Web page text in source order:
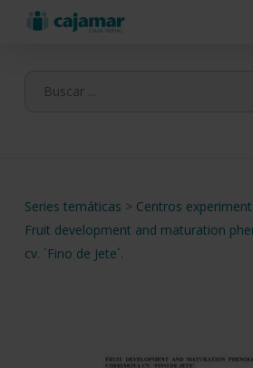
Series temáticas > Centros
Fruit development and maturation
cv. ´Fino de Jete´.